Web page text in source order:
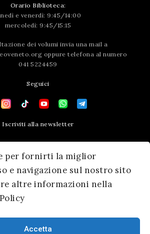
per fornirti la miglior
e navigazione sul nostro sito
altre informazioni nella
Accetta
Orario Biblioteca:
e venerdì: 9:45/14:00
mercoledì: 9:45/15:15
dei volumi invia una mail a
oppure telefona al numero
041 5224459
Seguici
Iscriviti alla newsletter
Contatti